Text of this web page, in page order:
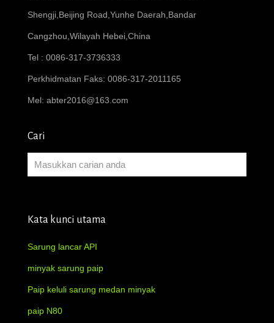
Shengji,Beijing Road,Yunhe Daerah,Bandar
Cangzhou,Wilayah Hebei,China
Tel : 0086-317-3736333
Perkhidmatan Faks: 0086-317-2011165
Mel: abter2016@163.com
Cari
Kata kunci utama
Sarung lancar API
minyak sarung paip
Paip keluli sarung medan minyak
paip N80